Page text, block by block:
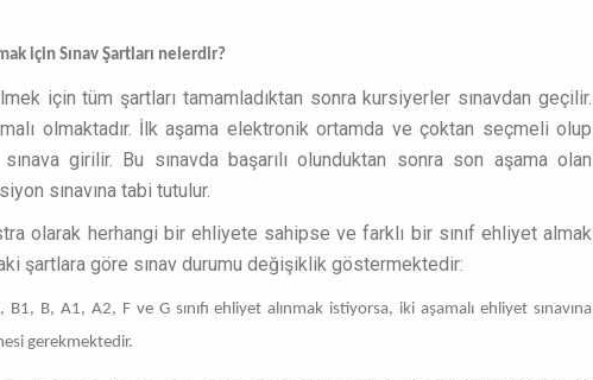
için Sınav Şartları nelerdir?
için tüm şartları tamamladıktan sonra kursiyerler sınavdan geçilir.
olmaktadır. İlk aşama elektronik ortamda ve çoktan seçmeli olup
girilir. Bu sınavda başarılı olunduktan sonra son aşama olan
sınavına tabi tutulur.
olarak herhangi bir ehliyete sahipse ve farklı bir sınıf ehliyet almak
şartlara göre sınav durumu değişiklik göstermektedir:
B1, B, A1, A2, F ve G sınıfı ehliyet alınmak istiyorsa, iki aşamalı ehliyet sınavına
gerekmektedir.